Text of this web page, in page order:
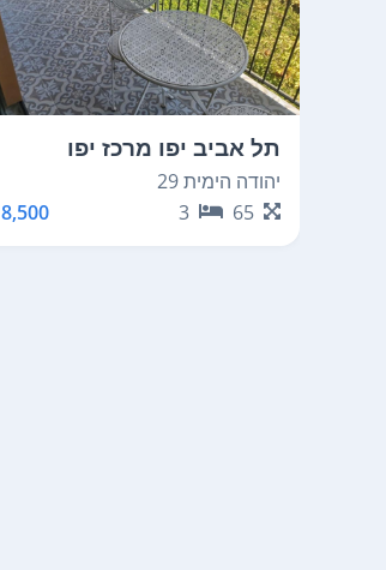
תל אביב יפו מרכז יפו
מערבית לשדרות ירושלים
יהודה הימית 29
65
3
8,500 ₪